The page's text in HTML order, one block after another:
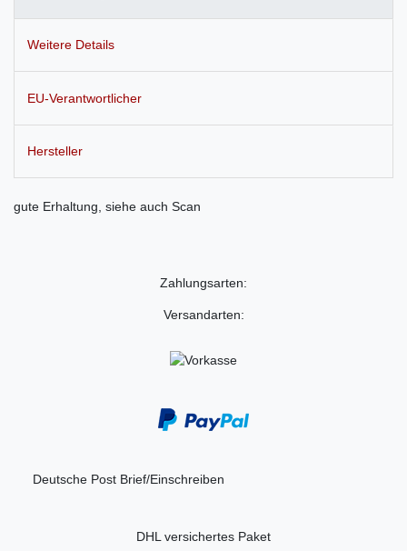
Weitere Details
EU-Verantwortlicher
Hersteller
gute Erhaltung, siehe auch Scan
Zahlungsarten:
Versandarten:
Deutsche Post Brief/Einschreiben
DHL versichertes Paket